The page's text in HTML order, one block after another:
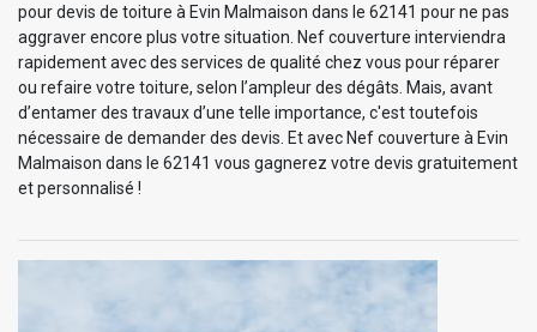
pour devis de toiture à Evin Malmaison dans le 62141 pour ne pas
aggraver encore plus votre situation. Nef couverture interviendra
rapidement avec des services de qualité chez vous pour réparer
ou refaire votre toiture, selon l’ampleur des dégâts. Mais, avant
d’entamer des travaux d’une telle importance, c'est toutefois
nécessaire de demander des devis. Et avec Nef couverture à Evin
Malmaison dans le 62141 vous gagnerez votre devis gratuitement
et personnalisé !